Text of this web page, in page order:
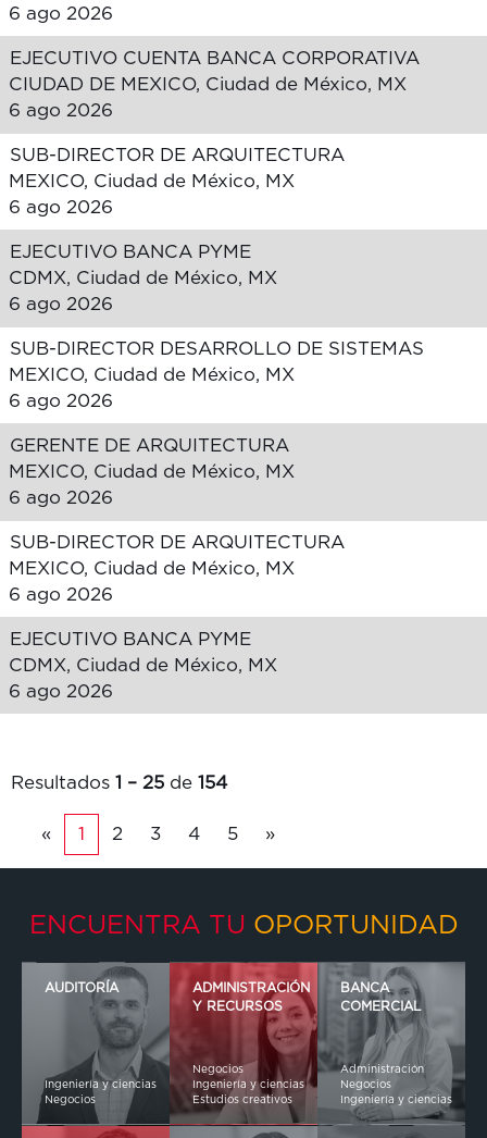
6 ago 2026
EJECUTIVO CUENTA BANCA CORPORATIVA
CIUDAD DE MEXICO, Ciudad de México, MX
6 ago 2026
SUB-DIRECTOR DE ARQUITECTURA
MEXICO, Ciudad de México, MX
6 ago 2026
EJECUTIVO BANCA PYME
CDMX, Ciudad de México, MX
6 ago 2026
SUB-DIRECTOR DESARROLLO DE SISTEMAS
MEXICO, Ciudad de México, MX
6 ago 2026
GERENTE DE ARQUITECTURA
MEXICO, Ciudad de México, MX
6 ago 2026
SUB-DIRECTOR DE ARQUITECTURA
MEXICO, Ciudad de México, MX
6 ago 2026
EJECUTIVO BANCA PYME
CDMX, Ciudad de México, MX
6 ago 2026
Resultados 1 – 25 de 154
« 1 2 3 4 5 »
ENCUENTRA TU OPORTUNIDAD
AUDITORÍA
Ingeniería y ciencias
Negocios
ADMINISTRACIÓN
Y RECURSOS
Negocios
Ingeniería y ciencias
Estudios creativos
BANCA
COMERCIAL
Administración
Negocios
Ingeniería y ciencias